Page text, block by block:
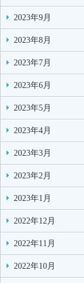
2023年9月
2023年8月
2023年7月
2023年6月
2023年5月
2023年4月
2023年3月
2023年2月
2023年1月
2022年12月
2022年11月
2022年10月